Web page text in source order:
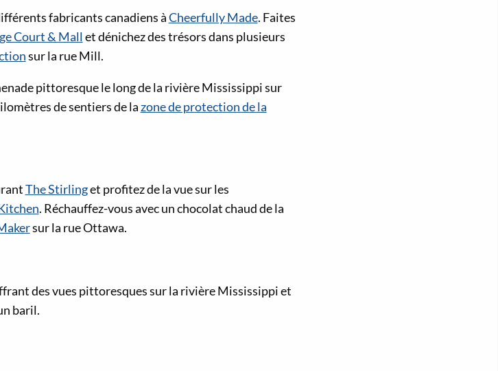
fabricants canadiens àCheerfully Made. Faites
Court & Mall et dénichez des trésors dans plusieurs
sur la rue Mill.
pittoresque le long de la rivière Mississippi sur
de sentiers de la zone de protection de la
The Stirlinget profitez de la vue sur les
. Réchauffez-vous avec un chocolat chaud de la
sur la rue Ottawa.
des vues pittoresques sur la rivière Mississippi et
baril.